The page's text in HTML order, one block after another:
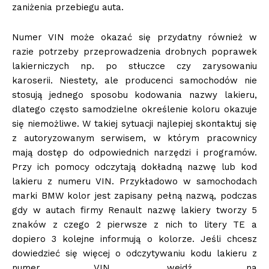
zaniżenia przebiegu auta.
Numer VIN może okazać się przydatny również w
razie potrzeby przeprowadzenia drobnych poprawek
lakierniczych np. po stłuczce czy zarysowaniu
karoserii. Niestety, ale producenci samochodów nie
stosują jednego sposobu kodowania nazwy lakieru,
dlatego często samodzielne określenie koloru okazuje
się niemożliwe. W takiej sytuacji najlepiej skontaktuj się
z autoryzowanym serwisem, w którym pracownicy
mają dostęp do odpowiednich narzędzi i programów.
Przy ich pomocy odczytają dokładną nazwę lub kod
lakieru z numeru VIN. Przykładowo w samochodach
marki BMW kolor jest zapisany pełną nazwą, podczas
gdy w autach firmy Renault nazwę lakiery tworzy 5
znaków z czego 2 pierwsze z nich to litery TE a
dopiero 3 kolejne informują o kolorze. Jeśli chcesz
dowiedzieć się więcej o odczytywaniu kodu lakieru z